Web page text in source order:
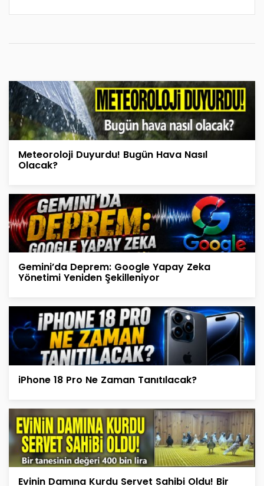
Meteoroloji Duyurdu! Bugün Hava Nasıl
Olacak?
Gemini’da Deprem: Google Yapay Zeka
Yönetimi Yeniden Şekilleniyor
iPhone 18 Pro Ne Zaman Tanıtılacak?
Evinin Damına Kurdu Servet Sahibi Oldu! Bir